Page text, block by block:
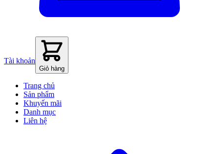
Tài khoản
Giỏ hàng
Trang chủ
Sản phẩm
Khuyến mãi
Danh mục
Liên hệ